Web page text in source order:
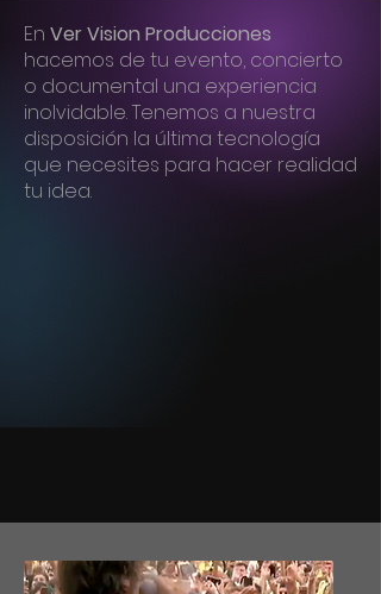
En Ver Vision Producciones
hacemos de tu evento, concierto
o documental una experiencia
inolvidable. Tenemos a nuestra
disposición la última tecnología
que necesites para hacer realidad
tu idea.